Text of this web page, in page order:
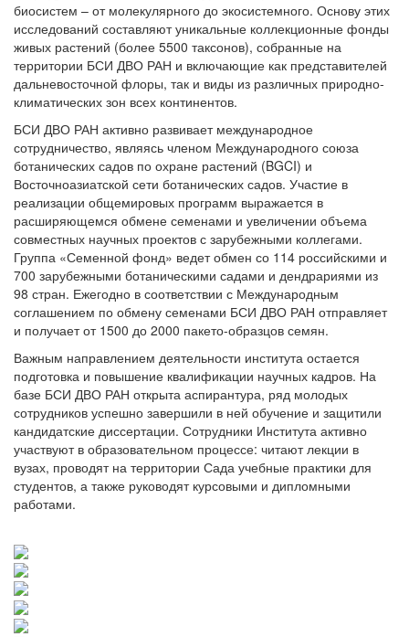
биосистем – от молекулярного до экосистемного. Основу этих
исследований составляют уникальные коллекционные фонды
живых растений (более 5500 таксонов), собранные на
территории БСИ ДВО РАН и включающие как представителей
дальневосточной флоры, так и виды из различных природно-
климатических зон всех континентов.
БСИ ДВО РАН активно развивает международное
сотрудничество, являясь членом Международного союза
ботанических садов по охране растений (BGCI) и
Восточноазиатской сети ботанических садов. Участие в
реализации общемировых программ выражается в
расширяющемся обмене семенами и увеличении объема
совместных научных проектов с зарубежными коллегами.
Группа «Семенной фонд» ведет обмен со 114 российскими и
700 зарубежными ботаническими садами и дендрариями из
98 стран. Ежегодно в соответствии с Международным
соглашением по обмену семенами БСИ ДВО РАН отправляет
и получает от 1500 до 2000 пакето-образцов семян.
Важным направлением деятельности института остается
подготовка и повышение квалификации научных кадров. На
базе БСИ ДВО РАН открыта аспирантура, ряд молодых
сотрудников успешно завершили в ней обучение и защитили
кандидатские диссертации. Сотрудники Института активно
участвуют в образовательном процессе: читают лекции в
вузах, проводят на территории Сада учебные практики для
студентов, а также руководят курсовыми и дипломными
работами.